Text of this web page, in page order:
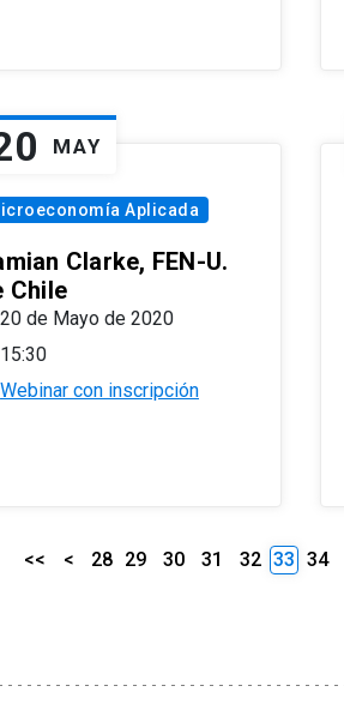
MAY
Aplicada
Clarke, FEN-U.
Chile
20 de Mayo de 2020
15:30
Webinar con inscripción
<< < 28 29 30 31 32 33 34